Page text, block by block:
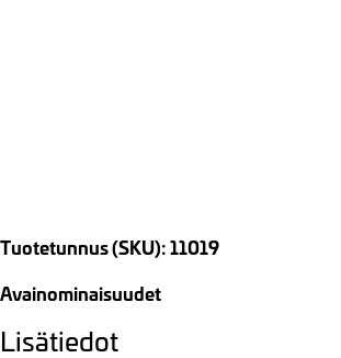
Tuotetunnus (SKU): 11019
Avainominaisuudet
Lisätiedot